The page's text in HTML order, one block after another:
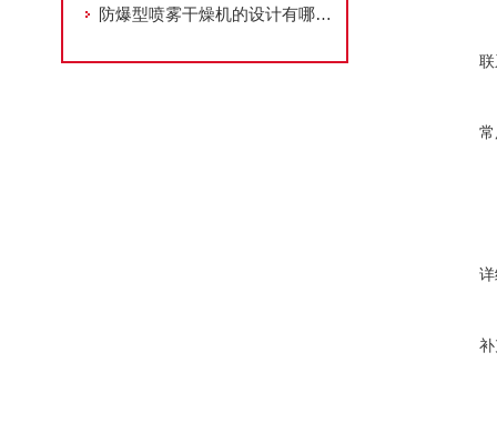
防爆型喷雾干燥机的设计有哪些优势？